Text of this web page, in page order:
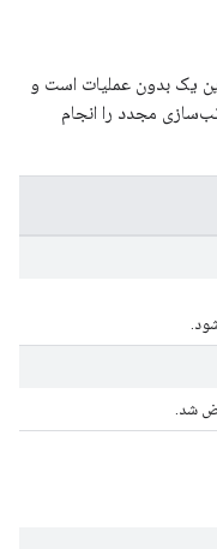
یک بدون عملیات است و
مجدد را انجام
شد.